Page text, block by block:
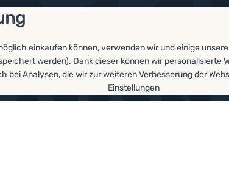
einkaufen können, verwenden wir und einige
werden). Dank dieser können wir personalisierte
bei Analysen, die wir zur weiteren Verbesserung der
für Cookies-Kategorien
Einstellungen